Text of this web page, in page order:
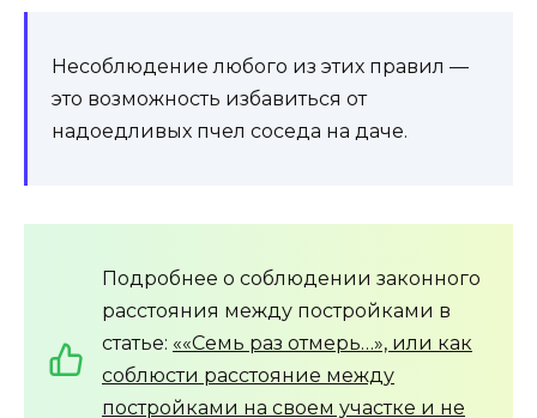
Несоблюдение любого из этих правил —
это возможность избавиться от
надоедливых пчел соседа на даче.
Подробнее о соблюдении законного
расстояния между постройками в
статье: ««Семь раз отмерь…», или как
соблюсти расстояние между
постройками на своем участке и не